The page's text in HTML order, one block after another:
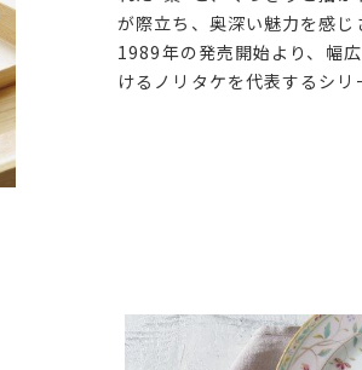
が際立ち、奥深い魅力を感じ
1989年の発売開始より、幅
けるノリタケを代表するシリ